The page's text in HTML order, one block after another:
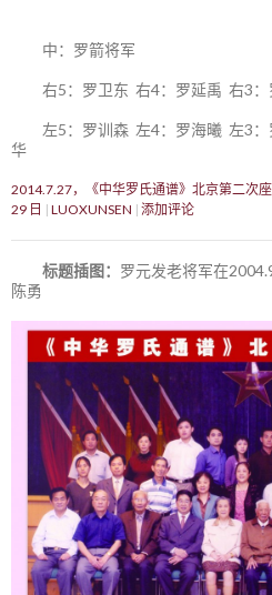
中：罗箭将军
右5：罗卫东 右4：罗延禹 右3
左5：罗训森 左4：罗海曦 左3
华
2014.7.27，《中华罗氏通谱》北京第二次
29 日
LUOXUNSEN 添加评论
标题插图： 罗元发老将军在
陈勇